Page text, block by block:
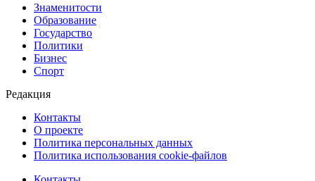
Знаменитости
Образование
Государство
Политики
Бизнес
Спорт
Редакция
Контакты
О проекте
Политика персональных данных
Политика использования cookie-файлов